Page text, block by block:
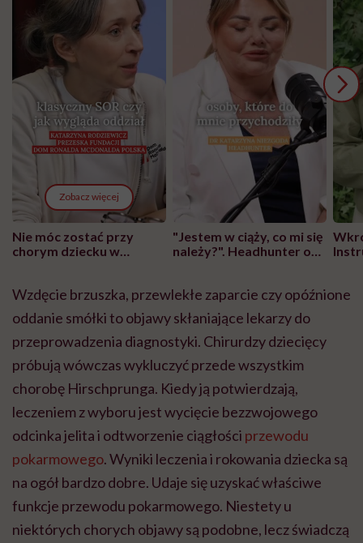
Zobacz więcej
Nie móc zostać przy
chorym dziecku w
może chyba tylko
głupota i brak
wyobraźni"
"Jestem w ciąży, co mi się
należy?". Headhunter o
pracy
Wzdęcie brzuszka, przewlekłe zaparcie czy opóźnione
oddanie smółki to objawy skłaniające lekarzy do
przeprowadzenia diagnostyki. Chirurdzy dziecięcy
próbują wówczas wykluczyć przede wszystkim
chorobę Hirschprunga. Kiedy ją potwierdzają,
leczeniem z wyboru jest wycięcie bezzwojowego
odcinka jelita i odtworzenie ciągłości przewodu
pokarmowego. Wyniki leczenia i rokowania dziecka są
na ogół bardzo dobre. Udaje się uzyskać właściwe
funkcje przewodu pokarmowego. Niestety u
niektórych chorych objawy są podobne, lecz świadczą